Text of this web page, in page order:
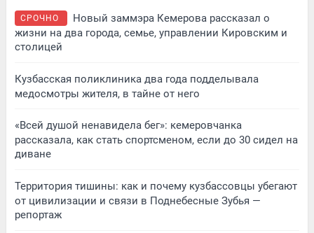
СРОЧНО
Новый заммэра Кемерова рассказал о
жизни на два города, семье, управлении Кировским и
столицей
Кузбасская поликлиника два года подделывала
медосмотры жителя, в тайне от него
«Всей душой ненавидела бег»: кемеровчанка
рассказала, как стать спортсменом, если до 30 сидел на
диване
Территория тишины: как и почему кузбассовцы убегают
от цивилизации и связи в Поднебесные Зубья —
репортаж